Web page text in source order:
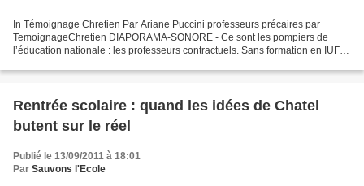
In Témoignage Chretien Par Ariane Puccini professeurs précaires par
TemoignageChretien DIAPORAMA-SONORE - Ce sont les pompiers de
l’éducation nationale : les professeurs contractuels. Sans formation en IUFM,
Rentrée scolaire : quand les idées de Chatel
butent sur le réel
Publié le 13/09/2011 à 18:01
Par Sauvons l'Ecole